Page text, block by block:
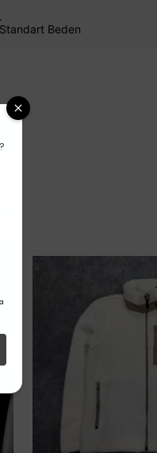
.
Standart Beden